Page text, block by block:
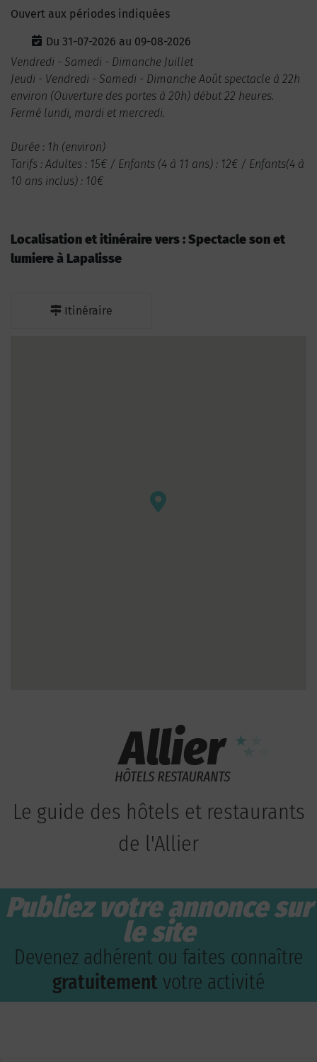
Ouvert aux périodes indiquées
Du 31-07-2026 au 09-08-2026
Vendredi - Samedi - Dimanche Juillet
Jeudi - Vendredi - Samedi - Dimanche Août spectacle à 22h
environ (Ouverture des portes à 20h) début 22 heures.
Fermé lundi, mardi et mercredi.
Durée : 1h (environ)
Tarifs : Adultes : 15€ / Enfants (4 à 11 ans) : 12€ / Enfants(4 à
10 ans inclus) : 10€
Localisation et itinéraire vers : Spectacle son et
lumiere à Lapalisse
Itinéraire
Le guide des hôtels et restaurants
de l'Allier
Publiez votre annonce sur
le site
Devenez adhérent ou faites connaître
gratuitement votre activité